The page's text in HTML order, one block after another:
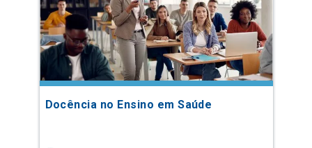
Docência no Ensino em Saúde